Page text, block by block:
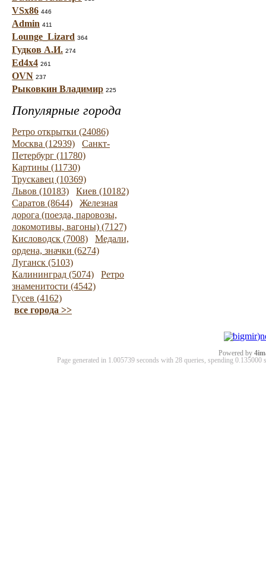
VSx86 446
Admin 411
Lounge_Lizard 364
Гудков А.И. 274
Ed4x4 261
OVN 237
Рыковкин Владимир 225
Популярные города
Ретро открытки (24086)
Москва (12939)
Санкт-
Петербург (11780)
Картины (11730)
Трускавец (10369)
Львов (10183)
Киев (10182)
Саратов (8644)
Железная
дорога (поезда, паровозы,
локомотивы, вагоны) (7127)
Кисловодск (7008)
Медали,
ордена, значки (6274)
Луганск (5103)
Калининград (5074)
Ретро
знаменитости (4542)
Гусев (4162)
все города >>
Powered by
Page generated in 1.005739 seconds with 28 queries, spending